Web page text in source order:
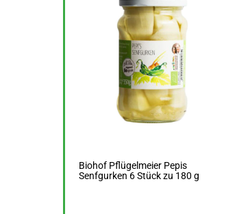
Biohof Pflügelmeier Pepis
Senfgurken 6 Stück zu 180 g